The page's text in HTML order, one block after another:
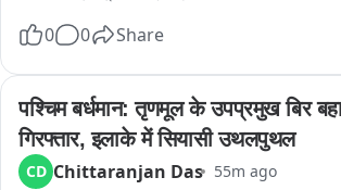
হচ্ছে, বাড়ছে দুর্ঘটনার আশঙ্কাও। বিষয়টি নিয়ে পুরসভায়
এলাকার বিজেপি কর্মী রোহিত দে জানান, এলাকাবাসীর
পুরসভায় স্মারকলিপি জমা দিয়েছেন। তাঁর দাবি, নির্মাণসামগ্রী
উপর পড়ে থাকায় রাস্তা কার্যত সরু হয়ে গিয়েছে। বর্ষাকালে
নিকাশি ব্যবস্থা আটকে দিচ্ছে, ফলে জল জমার সমস্যাও
0 0 Share
पश्चिम बर्धमान: तृणमूल के उपप्रमुख बिर
गिरफ्तार, इलाके में सियासी उथलपुथल
CD Chittaranjan Das 55m ago